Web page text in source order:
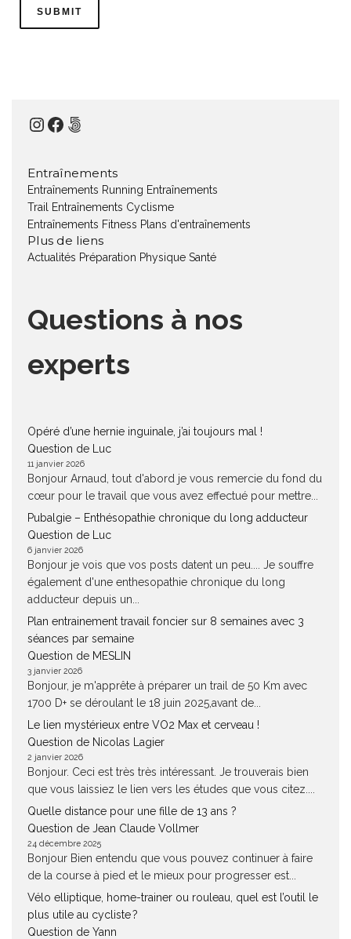
Instagram
Facebook
500px
Entraînements
Entraînements Running Entraînements
Trail
Entraînements Cyclisme
Entraînements Fitness Plans d'entraînements
Plus de liens
Actualités Préparation Physique Santé
Questions à nos
experts
Opéré d’une hernie inguinale, j’ai toujours mal !
Question de Luc
11 janvier 2026
Bonjour Arnaud, tout d'abord je vous remercie du fond du
cœur pour le travail que vous avez effectué pour mettre...
Pubalgie – Enthésopathie chronique du long adducteur
Question de Luc
6 janvier 2026
Bonjour je vois que vos posts datent un peu.... Je souffre
également d'une enthesopathie chronique du long
adducteur depuis un...
Plan entrainement travail foncier sur 8 semaines avec 3
séances par semaine
Question de MESLIN
3 janvier 2026
Bonjour, je m'apprête à préparer un trail de 50 Km avec
1700 D+ se déroulant le 18 juin 2025,avant de...
Le lien mystérieux entre VO2 Max et cerveau !
Question de Nicolas Lagier
2 janvier 2026
Bonjour. Ceci est très très intéressant. Je trouverais bien
que vous laissiez le lien vers les études que vous citez....
Quelle distance pour une fille de 13 ans ?
Question de Jean Claude Vollmer
24 décembre 2025
Bonjour Bien entendu que vous pouvez continuer à faire
de la course à pied et le mieux pour progresser est...
Vélo elliptique, home-trainer ou rouleau, quel est l’outil le
plus utile au cycliste ?
Question de Yann